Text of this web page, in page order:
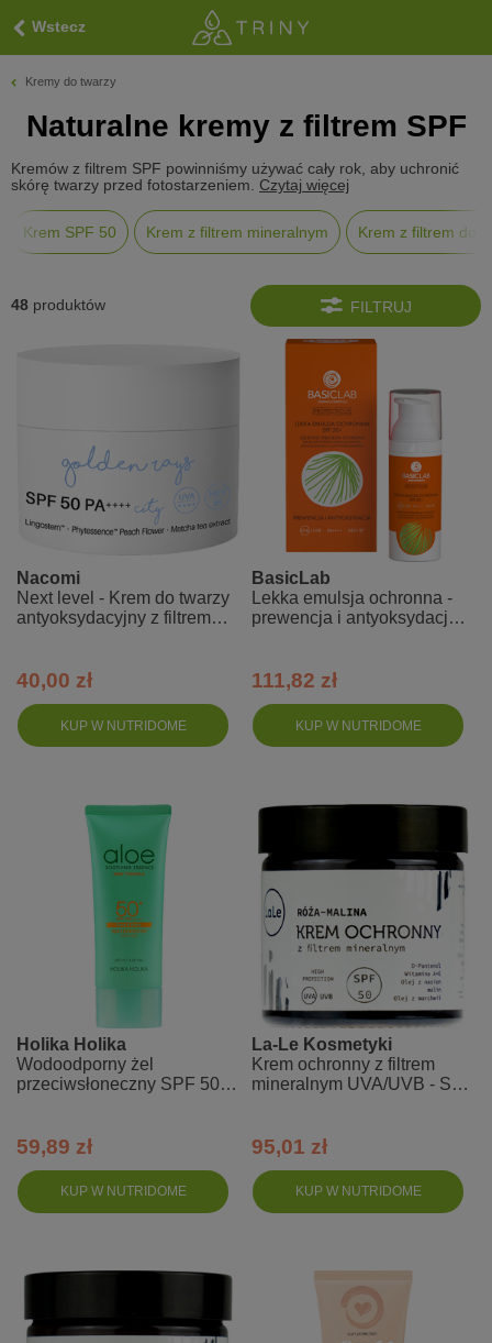
Wstecz
Kremy do twarzy
Naturalne kremy z filtrem SPF
Kremów z filtrem SPF powinniśmy używać cały rok, aby uchronić
skórę twarzy przed fotostarzeniem. Czytaj więcej
Krem SPF 50 Krem z filtrem mineralnym Krem z filtrem do
FILTRUJ
48 produktów
KUP W NUTRIDOME
Nacomi
Next level - Krem do twarzy
antyoksydacyjny z filtrem
40,00 zł
KUP W NUTRIDOME
BasicLab
Lekka emulsja ochronna -
prewencja i antyoksydacja -
111,82 zł
KUP W NUTRIDOME
Holika Holika
Wodoodporny żel
przeciwsłoneczny SPF 50 -
59,89 zł
KUP W NUTRIDOME
La-Le Kosmetyki
Krem ochronny z filtrem
mineralnym UVA/UVB - SPF
95,01 zł